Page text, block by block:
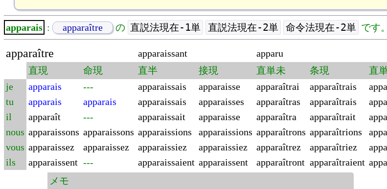
apparais : apparaître の 直説法現在-1単 直説法現在-2単 命令法現在-2単 です。
apparaître apparaissant
apparu
直現
命現 直半 接現 直単未 条現 直
je
apparais --- apparaissais apparaisse apparaîtrai apparaîtrais
tu
apparais apparais apparaissais apparaisses apparaîtras apparaîtrais
il
apparaît --- apparaissait apparaisse apparaîtra apparaîtrait
nous apparaissons apparaissons apparaissions apparaissions apparaîtrons apparaîtrions
vous apparaissez apparaissez apparaissiez apparaissiez apparaîtrez apparaîtriez
ils
apparaissent --- apparaissaient apparaissent apparaîtront apparaîtraient
メモ